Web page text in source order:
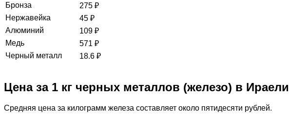
Бронза
275 ₽
Нержавейка
45 ₽
Алюминий
109 ₽
Медь
571 ₽
Черный металл
18.6 ₽
Цена за 1 кг черных металлов (железо) в Ираели
Средняя цена за килограмм железа составляет около пятидесяти рублей.